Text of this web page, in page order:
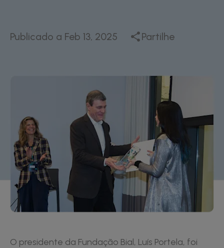
Publicado a Feb 13, 2025 Partilhe
O presidente da Fundação Bial, Luís Portela, foi